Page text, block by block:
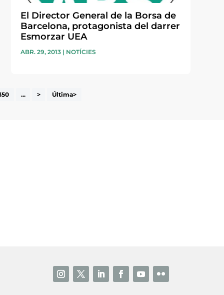
El Director General de la Borsa de
Barcelona, protagonista del darrer
Esmorzar UEA
ABR. 29, 2013| NOTÍCIES
... > Última>